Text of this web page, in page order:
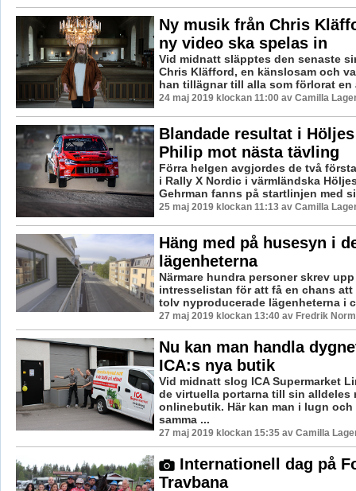
Ny musik från Chris
ny video ska spelas in
Vid midnatt släpptes den senaste
Chris Kläfford, en känslosam och
han tillägnar till alla som förlorat en
24 maj 2019 klockan 11:00 av Camilla
Blandade resultat i
Philip mot nästa tävling
Förra helgen avgjordes de två
i Rally X Nordic i värmländska
Gehrman fanns på startlinjen med
25 maj 2019 klockan 11:13 av Camilla
Häng med på husesyn i
lägenheterna
Närmare hundra personer skrev
intresselistan för att få en chans att
tolv nyproducerade lägenheterna i
27 maj 2019 klockan 13:40 av Fredrik
Nu kan man handla
ICA:s nya butik
Vid midnatt slog ICA Supermarket
de virtuella portarna till sin alldeles
onlinebutik. Här kan man i lugn och
samma ...
27 maj 2019 klockan 15:35 av Camilla
Internationell dag på
Travbana